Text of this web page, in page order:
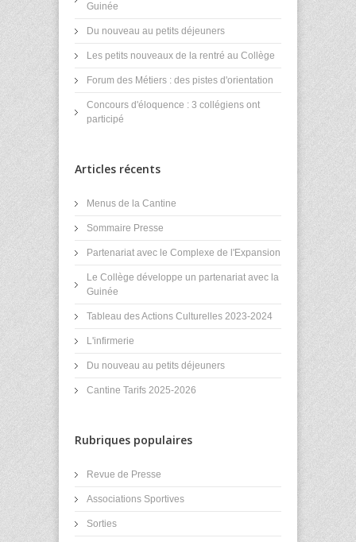
Guinée
Du nouveau au petits déjeuners
Les petits nouveaux de la rentré au Collège
Forum des Métiers : des pistes d'orientation
Concours d'éloquence : 3 collégiens ont
participé
Articles récents
Menus de la Cantine
Sommaire Presse
Partenariat avec le Complexe de l'Expansion
Le Collège développe un partenariat avec la
Guinée
Tableau des Actions Culturelles 2023-2024
L'infirmerie
Du nouveau au petits déjeuners
Cantine Tarifs 2025-2026
Rubriques populaires
Revue de Presse
Associations Sportives
Sorties